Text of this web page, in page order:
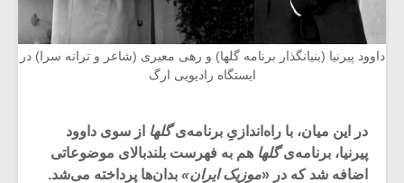
داوود پیرنیا (بنیانگذار برنامه گلها) و رهی معیری (شاعر و ترانه سرا) در
ایستگاه رادیویی ارگ
در این میان، با راه‌اندازیِ برنامه‌یگلها از سوی داوود
پیرنیا، برنامه‌یگلها هم به فهرست بلندبالای موضوعاتی
اضافه شد که در «موزیک ایران» بدان‌ها پرداخته می‌شد.